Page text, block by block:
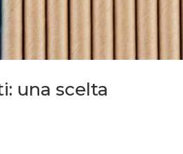
una scelta